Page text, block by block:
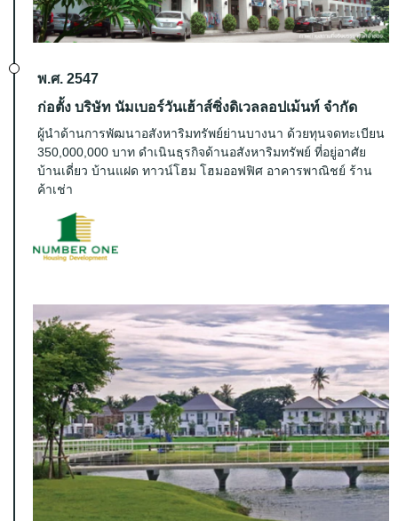
พ.ศ. 2547
ก่อตั้ง บริษัท นัมเบอร์วันเฮ้าส์ซิ่งดิเวลลอปเม้นท์ จำกัด
ผู้นำด้านการพัฒนาอสังหาริมทรัพย์ย่านบางนา ด้วยทุนจดทะเบียน
350,000,000 บาท ดำเนินธุรกิจด้านอสังหาริมทรัพย์ ที่อยู่อาศัย
บ้านเดี่ยว บ้านแฝด ทาวน์โฮม โฮมออฟฟิศ อาคารพาณิชย์ ร้าน
ค้าเช่า